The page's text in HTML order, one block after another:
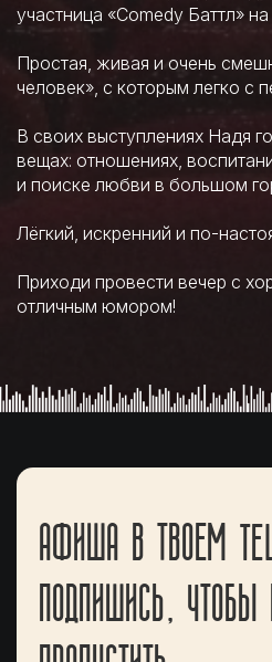
участница «Comedy Баттл»
Простая, живая и очень
человек», с которым легко с
В своих выступлениях Надя
вещах: отношениях,
и поиске любви в большом
Лёгкий, искренний и по-
Приходи провести вечер с
отличным юмором!
АФИША В ТВОЕМ
ПОДПИШИСЬ, ЧТОБЫ